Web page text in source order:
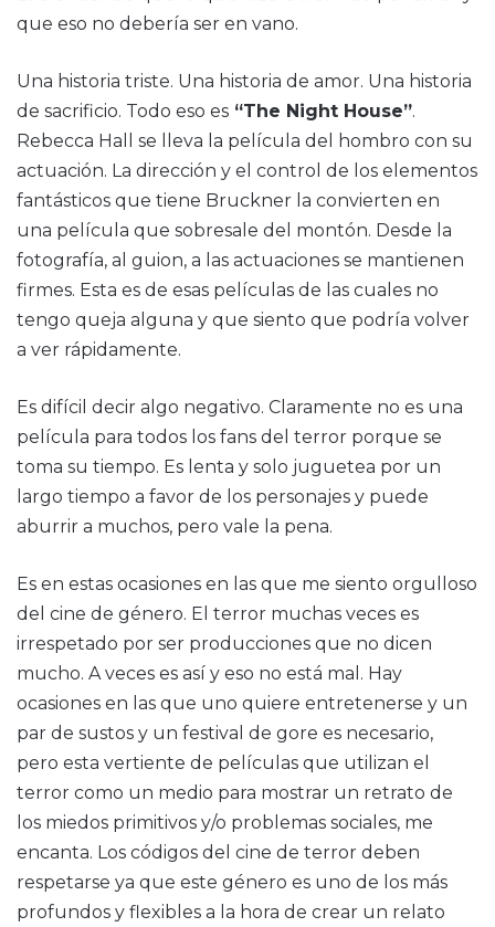
que eso no debería ser en vano.
Una historia triste. Una historia de amor. Una historia
de sacrificio. Todo eso es “The Night House”.
Rebecca Hall se lleva la película del hombro con su
actuación. La dirección y el control de los elementos
fantásticos que tiene Bruckner la convierten en
una película que sobresale del montón. Desde la
fotografía, al guion, a las actuaciones se mantienen
firmes. Esta es de esas películas de las cuales no
tengo queja alguna y que siento que podría volver
a ver rápidamente.
Es difícil decir algo negativo. Claramente no es una
película para todos los fans del terror porque se
toma su tiempo. Es lenta y solo juguetea por un
largo tiempo a favor de los personajes y puede
aburrir a muchos, pero vale la pena.
Es en estas ocasiones en las que me siento orgulloso
del cine de género. El terror muchas veces es
irrespetado por ser producciones que no dicen
mucho. A veces es así y eso no está mal. Hay
ocasiones en las que uno quiere entretenerse y un
par de sustos y un festival de gore es necesario,
pero esta vertiente de películas que utilizan el
terror como un medio para mostrar un retrato de
los miedos primitivos y/o problemas sociales, me
encanta. Los códigos del cine de terror deben
respetarse ya que este género es uno de los más
profundos y flexibles a la hora de crear un relato